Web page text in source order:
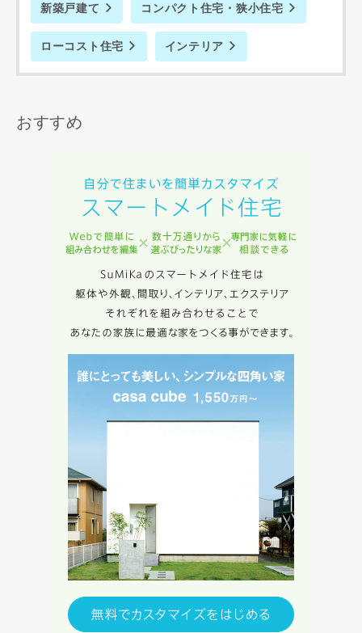
新築戸建て コンパクト住宅・狭小住宅
ローコスト住宅 インテリア
おすすめ
資料請求にあたっての注意事項
当社は，当社のプライバシーポリシー
に則って，いただい
た情報を利用します。
当社はお客様からいただいた個人情報を，お客様が指定され
た専門家へ提供すること、または当社サービスのご案内のた
めに利用します。
当社は、本サービス又は利用契約に関し，お客様に発生した
します。
当社は、お客様が本サービスを利用することにより第三者と
入力内容を送信する
キャンセル